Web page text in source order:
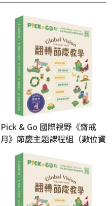
Pick & Go 國際視野《齋戒
月》節慶主題課程組（數位資
源+探索世界任務單12份）
(含數位資源，售出恕不退換)